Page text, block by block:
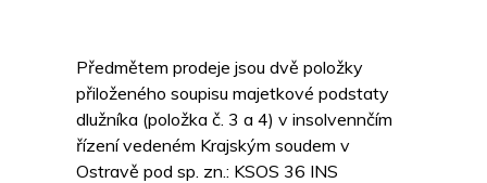
Předmětem prodeje jsou dvě položky
přiloženého soupisu majetkové podstaty
dlužníka (položka č. 3 a 4) v insolvennčím
řízení vedeném Krajským soudem v
Ostravě pod sp. zn.: KSOS 36 INS